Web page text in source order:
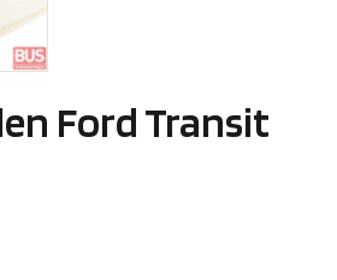
Ford Transit